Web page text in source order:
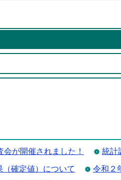
が開催されました！ 統計
確定値）について 令和２